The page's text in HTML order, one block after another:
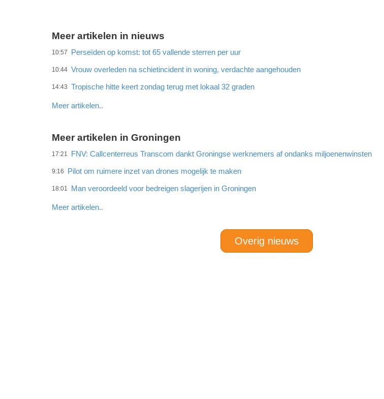
Meer artikelen in nieuws
10:57 Perseïden op komst: tot 65 vallende sterren per uur
10:44 Vrouw overleden na schietincident in woning, verdachte aangehouden
14:43 Tropische hitte keert zondag terug met lokaal 32 graden
Meer artikelen..
Meer artikelen in Groningen
17:21 FNV: Callcenterreus Transcom dankt Groningse werknemers af ondanks miljoenenwinsten
9:16 Pilot om ruimere inzet van drones mogelijk te maken
18:01 Man veroordeeld voor bedreigen slagerijen in Groningen
Meer artikelen..
Overig nieuws